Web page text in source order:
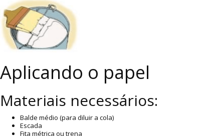
Aplicando o papel
Materiais necessários:
Balde médio (para diluir a cola)
Escada
Fita métrica ou trena